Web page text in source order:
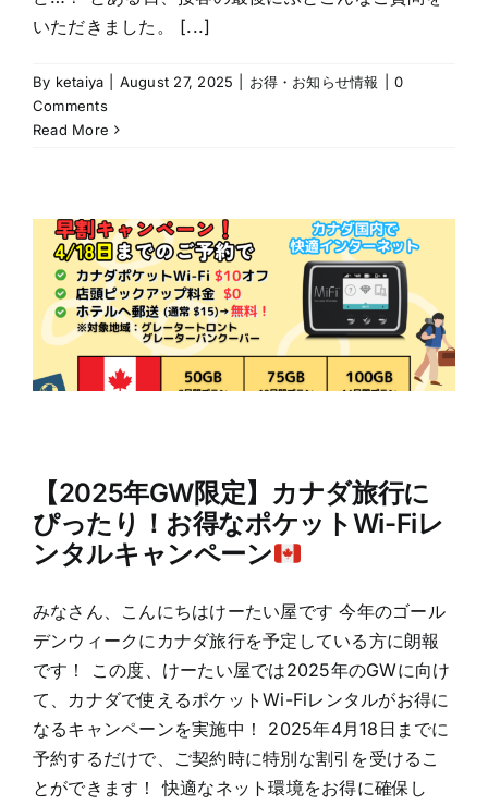
いただきました。 [...]
By ketaiya August 27, 2025 お得・お知らせ情報
0
Comments
Read More
【2025年GW限定】カナダ旅行に
ぴったり！お得なポケットWi-Fiレ
ンタルキャンペーン
みなさん、こんにちはけーたい屋です 今年のゴール
デンウィークにカナダ旅行を予定している方に朗報
です！ この度、けーたい屋では2025年のGWに向け
て、カナダで使えるポケットWi-Fiレンタルがお得に
なるキャンペーンを実施中！ 2025年4月18日までに
予約するだけで、ご契約時に特別な割引を受けるこ
とができます！ 快適なネット環境をお得に確保し